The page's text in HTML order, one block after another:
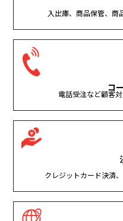
入出庫、商品保管、商
コ
電話受注など顧客
クレジットカード決済